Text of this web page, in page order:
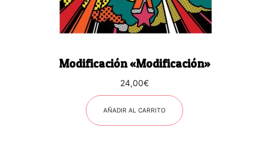
Modificación «Modificación»
24,00€
AÑADIR AL CARRITO